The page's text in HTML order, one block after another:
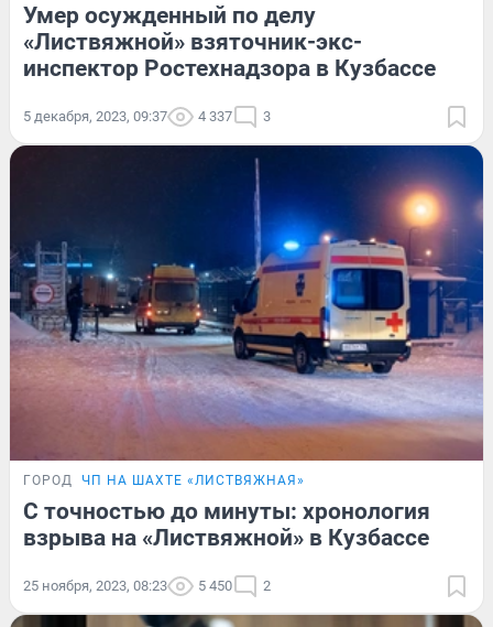
Умер осужденный по делу
«Листвяжной» взяточник-экс-
инспектор Ростехнадзора в Кузбассе
5 декабря, 2023, 09:37 4 337 3
ГОРОД ЧП НА ШАХТЕ «ЛИСТВЯЖНАЯ»
С точностью до минуты: хронология
взрыва на «Листвяжной» в Кузбассе
25 ноября, 2023, 08:23 5 450 2